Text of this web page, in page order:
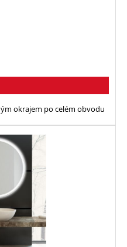
okrajem po celém obvodu